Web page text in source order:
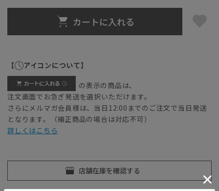
カートに入れる
【 アイコンについて】
の表示の商品は、
注文画面でお急ぎ発送を選択いただけます。
さらにメルマガ会員様は、当日12:00までのご注文で当日発送
となります。（補正商品の場合は対応不可）
詳しくはこちら